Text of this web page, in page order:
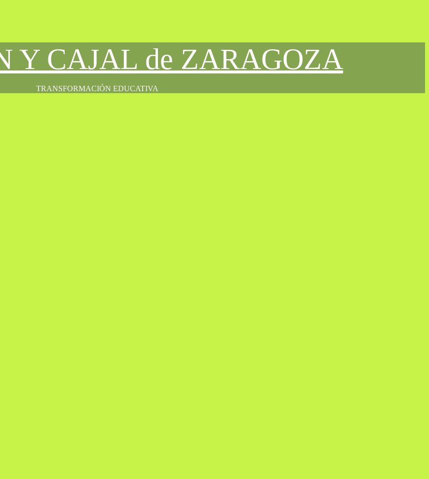
Y CAJAL de ZARAGOZA
TRANSFORMACIÓN EDUCATIVA